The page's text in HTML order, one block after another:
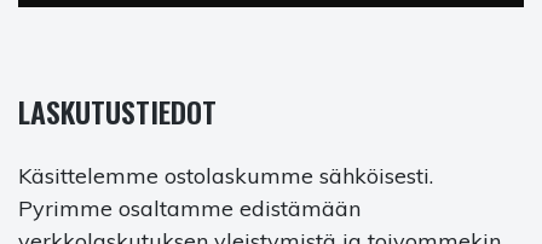
LASKUTUSTIEDOT
Käsittelemme ostolaskumme sähköisesti.
Pyrimme osaltamme edistämään